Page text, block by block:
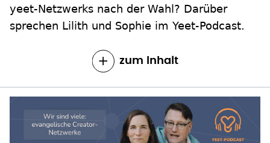
yeet-Netzwerks nach der Wahl? Darüber
sprechen Lilith und Sophie im Yeet-Podcast.
zum Inhalt